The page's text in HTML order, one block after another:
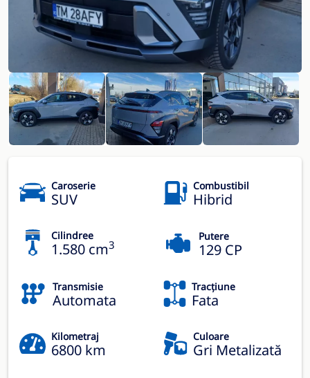
Caroserie
SUV
Combustibil
Hibrid
Cilindree
1.580 cm3
Putere
129 CP
Transmisie
Automata
Tracțiune
Fata
Kilometraj
6800 km
Culoare
Gri Metalizată